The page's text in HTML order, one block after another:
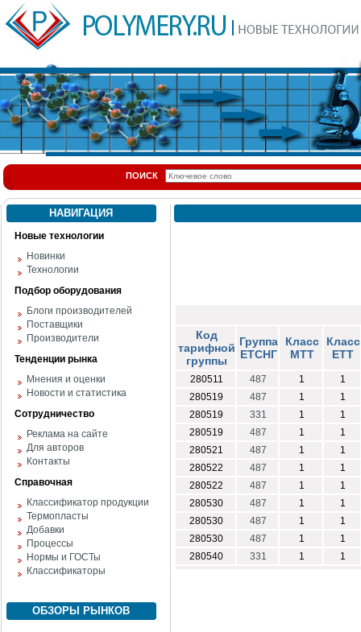
ПОИСК
НАВИГАЦИЯ
Новые технологии
Новинки
Технологии
Подбор оборудования
Блоги производителей
Поставщики
Производители
Тенденции рынка
Мнения и оценки
Новости и статистика
Сотрудничество
Реклама на сайте
Для авторов
Контакты
Справочная
Классификатор продукции
Термопласты
Добавки
Процессы
Нормы и ГОСТы
Классификаторы
ОБЗОРЫ РЫНКОВ
Код
тарифной
группы
Группа
ЕТСНГ
Класс
МТТ
Класс
ЕТТ
280511 487 1
1
280519
487 1
1
280519
331 1
1
280519
487 1
1
280521
487 1
1
280522
487 1
1
280522
487 1
1
280530
487 1
1
280530
487 1
1
280530
487 1
1
280540
331 1 1